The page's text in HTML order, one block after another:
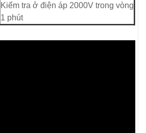
Kiểm tra ở điện áp 2000V trong vòng
1 phút